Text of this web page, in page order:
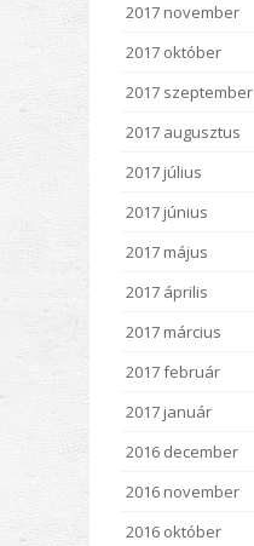
2017 november
2017 október
2017 szeptember
2017 augusztus
2017 július
2017 június
2017 május
2017 április
2017 március
2017 február
2017 január
2016 december
2016 november
2016 október